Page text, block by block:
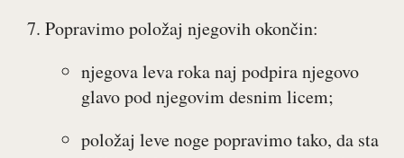
Popravimo položaj njegovih okončin:
njegova leva roka naj podpira njegovo
glavo pod njegovim desnim licem;
položaj leve noge popravimo tako, da sta